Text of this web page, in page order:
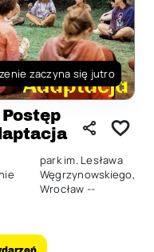
zaczyna się jutro
park im. Lesława
Węgrzynowskiego,
Wrocław --